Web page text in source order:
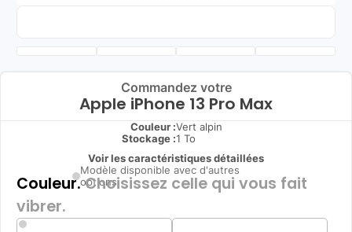
Commandez votre
Apple iPhone 13 Pro Max
Couleur :Vert alpin
Stockage :1 To
Voir les caractéristiques détaillées
Modèle disponible avec d'autres
options
Couleur.Choisissez celle qui vous fait
vibrer.